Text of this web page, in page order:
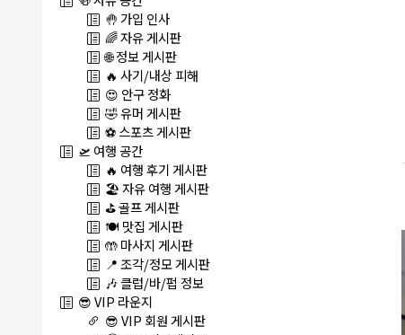
🤚 가입 인사
🌈 자유 게시판
🌐 정보 게시판
🔥 사기/내상 피해
😍 안구 정화
🤣 유머 게시판
⚽ 스포츠 게시판
🛫 여행 공간
🔥 여행 후기 게시판
🏖️ 자유 여행 게시판
⛳ 골프 게시판
🍽️ 맛집 게시판
🤲 마사지 게시판
📍 조각/정모 게시판
🎶 클럽/바/펍 정보
😎 VIP 라운지
😎 VIP 회원 게시판